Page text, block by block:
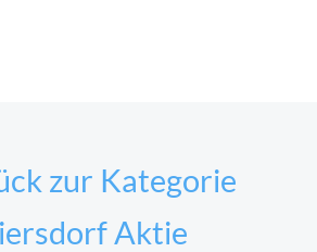
zur Kategorie
Aktie